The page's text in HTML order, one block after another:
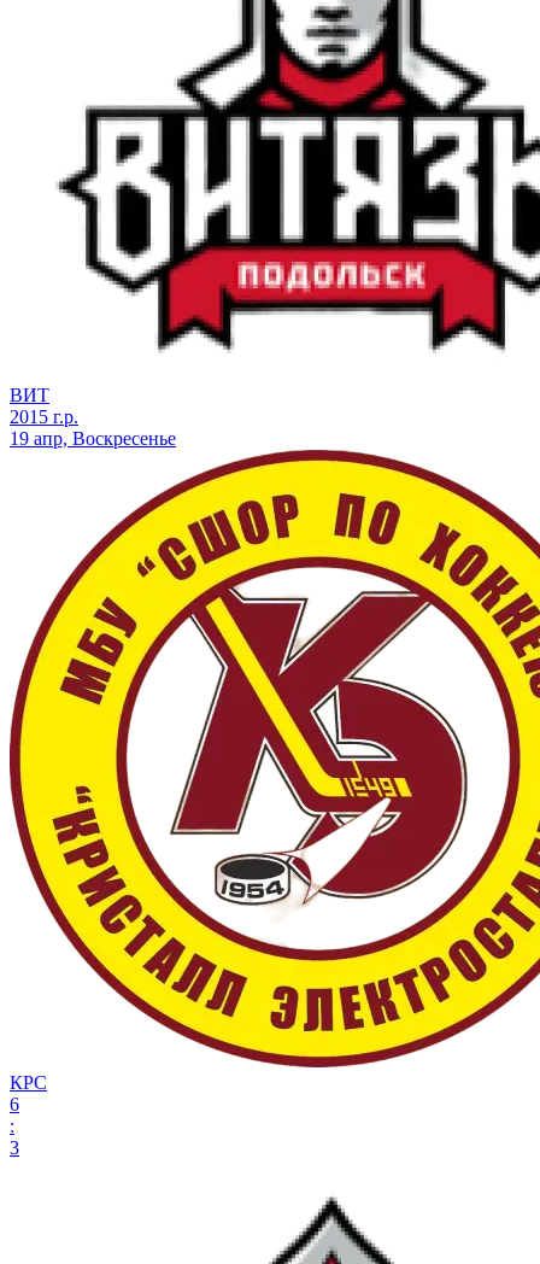
ВИТ
2015 г.р.
19 апр, Воскресенье
КРС
6
:
3